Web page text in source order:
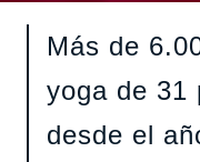
Más de
yoga de 31
desde el